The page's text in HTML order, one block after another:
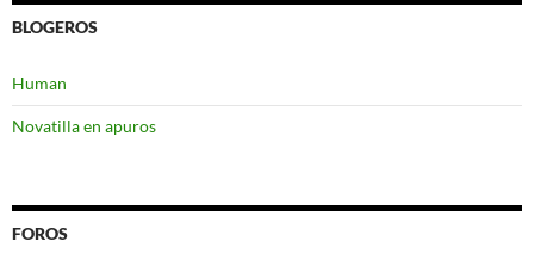
BLOGEROS
Human
Novatilla en apuros
FOROS